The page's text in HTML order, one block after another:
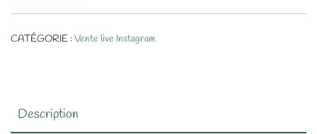
CATÉGORIE :Vente live Instagram
Description